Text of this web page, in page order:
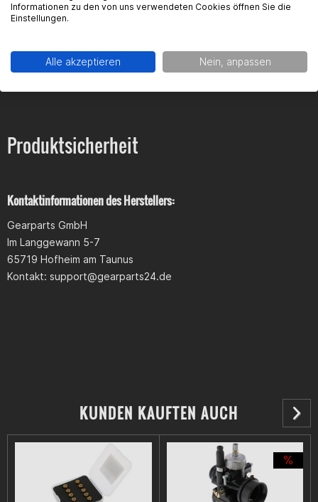
FAQ
Antworten zu diesem Artikel.
Produktsicherheit
Kontaktinformationen des Herstellers:
Gearparts GmbH
Im Langgewann 5-7
65719 Hofheim am Taunus
Kontakt: support@gearparts24.de
KUNDEN KAUFTEN AUCH
Informationen zu den von uns verwendeten Cookies öffnen Sie die
Einstellungen.
Alle akzeptieren Nein, anpassen